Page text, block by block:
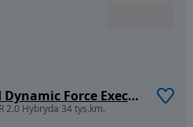
Toyota C-HR 2.0 Hybrid Dynamic Force Executive
2.0 Hybryda 34 tys.km.